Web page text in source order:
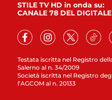
Testata iscritta nel Registro
Salerno al n. 34/2009
Società iscritta nel Registro
l’AGCOM al n. 20133
STILE TV HD in onda su:
CANALE 78 DEL DIGITALE